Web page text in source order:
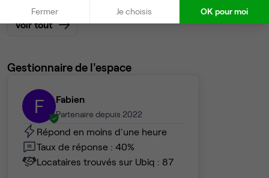
Voir tout
Gestionnaire de l'espace
F Fabien
Partenaire depuis 2022
Répond en moins d'une heure
Taux de réponse : 40%
Locataires trouvés sur Ubiq : 87
Fermer Je choisis OK pour moi